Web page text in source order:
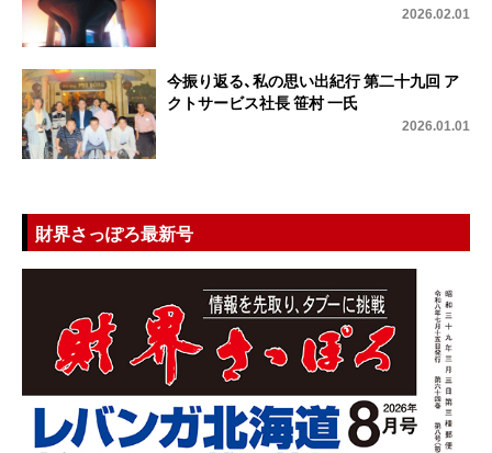
2026.02.01
今振り返る、私の思い出紀行 第二十九回 ア
クトサービス社長 笹村 一氏
2026.01.01
財界さっぽろ最新号